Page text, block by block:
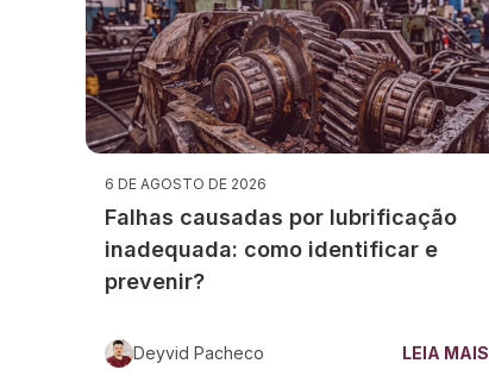
6 DE AGOSTO DE 2026
Falhas causadas por lubrificação
inadequada: como identificar e
prevenir?
Deyvid Pacheco LEIA MAIS